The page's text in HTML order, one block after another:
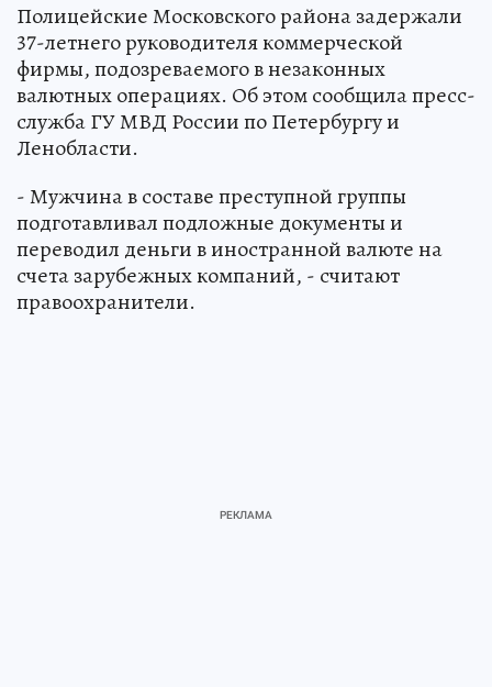
Полицейские Московского района задержали
37-летнего руководителя коммерческой
фирмы, подозреваемого в незаконных
валютных операциях. Об этом сообщила пресс-
служба ГУ МВД России по Петербургу и
Ленобласти.
- Мужчина в составе преступной группы
подготавливал подложные документы и
переводил деньги в иностранной валюте на
счета зарубежных компаний, - считают
правоохранители.